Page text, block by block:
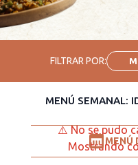
MENÚ
FILTRAR POR:
MENÚ SEMANAL:
⚠️No se pudo
Mostrando